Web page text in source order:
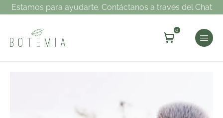
Estamos para ayudarte. Contáctanos a través del Chat
0